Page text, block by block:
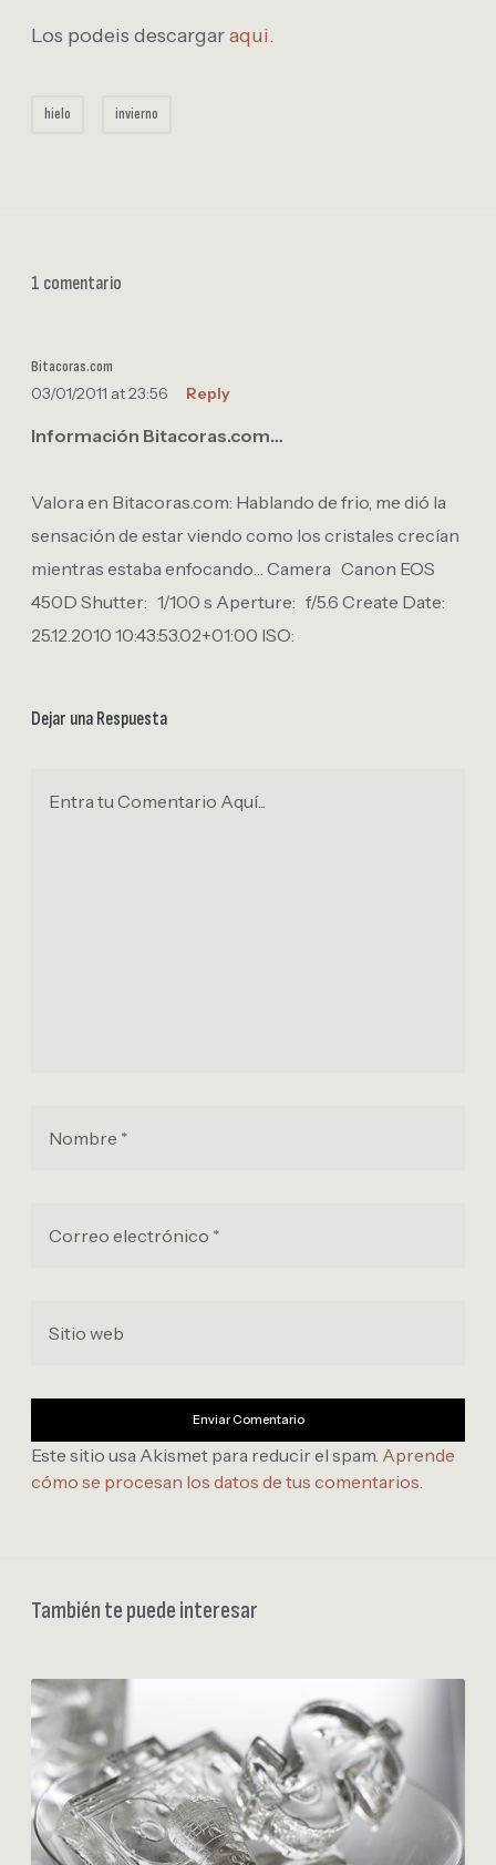
Los podeis descargaraqui.
hielo invierno
1 comentario
Bitacoras.com
03/01/2011 at 23:56 Reply
Información Bitacoras.com…
Valora en Bitacoras.com: Hablando de frio, me dió la
sensación de estar viendo como los cristales crecían
mientras estaba enfocando… Camera Canon EOS
450D Shutter: 1/100 s Aperture: f/5.6 Create Date:
25.12.2010 10:43:53.02+01:00 ISO:
Dejar una Respuesta
Entra tu Comentario Aquí...
Nombre *
Correo electrónico *
Sitio web
Este sitio usa Akismet para reducir el spam. Aprende
cómo se procesan los datos de tus comentarios.
También te puede interesar
H
i
e
o
s
e